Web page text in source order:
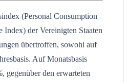
(Personal Consumption
Index) der Vereinigten Staaten
übertroffen, sowohl auf
Auf Monatsbasis
gegenüber den erwarteten